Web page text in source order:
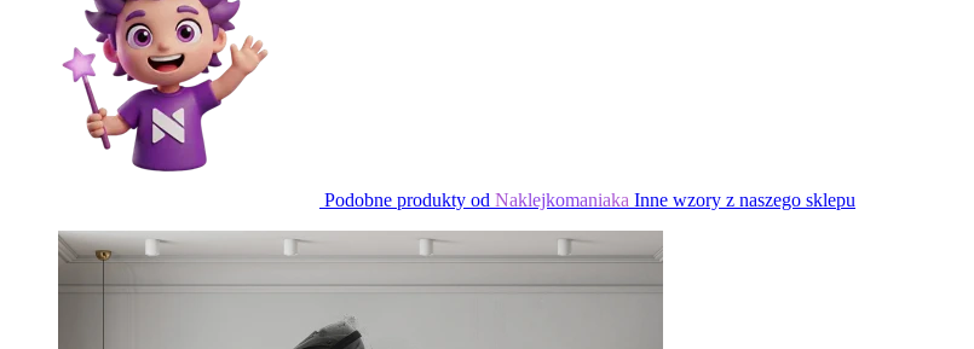
Podobne produkty od Naklejkomaniaka Inne wzory z naszego sklepu